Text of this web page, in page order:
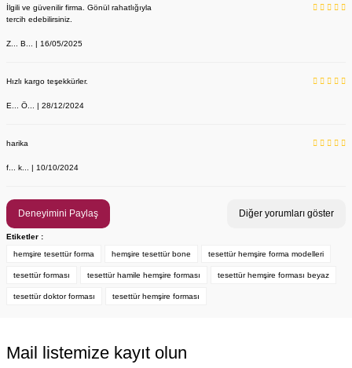
YENİ ÜRÜN
Labor Medikal Tekstil
199,00 TL
İlgili ve güvenilir firma. Gönül rahatlığıyla
tercih edebilirsiniz.
Z... B... | 16/05/2025
Hızlı kargo teşekkürler.
E... Ö... | 28/12/2024
harika
f... k... | 10/10/2024
Deneyimini Paylaş Diğer yorumları göster
Etiketler :
hemşire tesettür forma
hemşire tesettür bone tesettür hemşire forma modelleri
tesettür forması tesettür hamile hemşire forması tesettür hemşire forması beyaz
tesettür doktor forması tesettür hemşire forması
Mail listemize kayıt olun